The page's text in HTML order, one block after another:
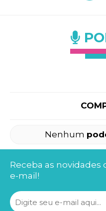
Nenhum
Receba as novidades
e-mail!